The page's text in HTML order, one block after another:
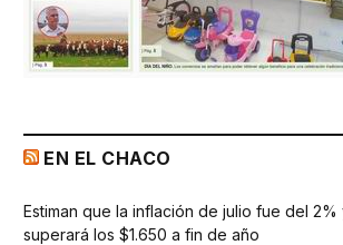
EN EL CHACO
Estiman que la inflación de julio fue del
superará los $1.650 a fin de año